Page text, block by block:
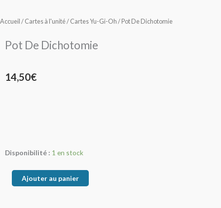
Accueil / Cartes à l'unité/ Cartes Yu-Gi-Oh / Pot De Dichotomie
Pot De Dichotomie
14,50€
Disponibilité : 1 en stock
quantité
Ajouter au panier